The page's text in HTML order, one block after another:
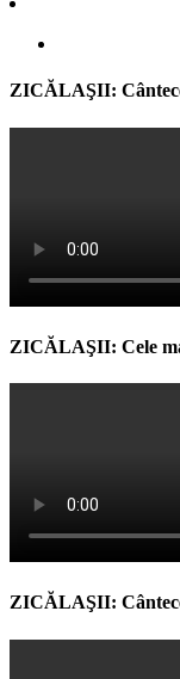
ZICĂLAŞII:
ZICĂLAŞII: Cele
ZICĂLAŞII: